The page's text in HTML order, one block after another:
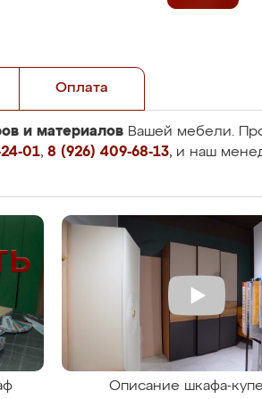
Оплата
и материалов Вашей мебели.
01, 8 (926) 409-68-13, и наш
Описание шкафа-